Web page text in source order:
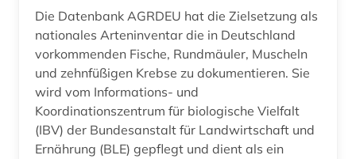
bodenschutz (1)
bodenuntersuchung (1)
bodenökologie (1)
botanik (36)
botanische nomenklatur (2)
Die Datenbank AGRDEU hat die Zielsetzung als
nationales Arteninventar die in Deutschland
vorkommenden Fische, Rundmäuler, Muscheln
und zehnfüßigen Krebse zu dokumentieren. Sie
wird vom Informations- und
Koordinationszentrum für biologische Vielfalt
(IBV) der Bundesanstalt für Landwirtschaft und
Ernährung (BLE) gepflegt und dient als ein